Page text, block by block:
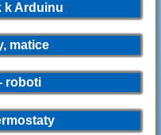
Arduinu
matice
roboti